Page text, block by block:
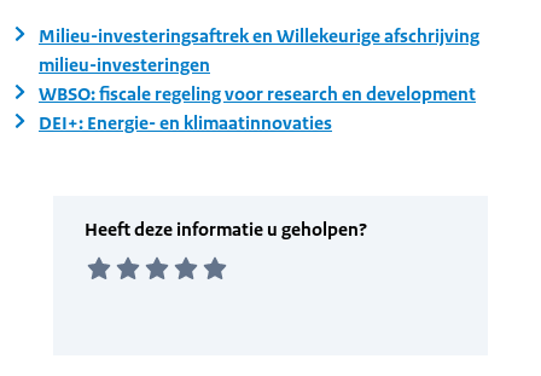
Milieu-investeringsaftrek en Willekeurige afschrijving
milieu-investeringen
WBSO: fiscale regeling voor research en development
DEI+: Energie- en klimaatinnovaties